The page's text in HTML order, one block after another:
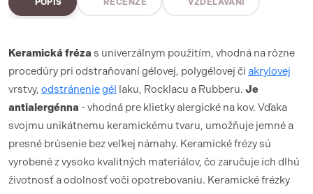
Keramická fréza s univerzálnym použitím, vhodná na rôzne
procedúry pri odstraňovaní gélovej, polygélovej či akrylovej
vrstvy, odstráneniegél laku, Rocklacu a Rubberu. Je
antialergénna - vhodná pre klietky alergické na kov. Vďaka
svojmu unikátnemu keramickému tvaru, umožňuje jemné a
presné brúsenie bez veľkej námahy. Keramické frézy sú
vyrobené z vysoko kvalitných materiálov, čo zaručuje ich dlhú
životnosť a odolnosť voči opotrebovaniu. Keramické frézky